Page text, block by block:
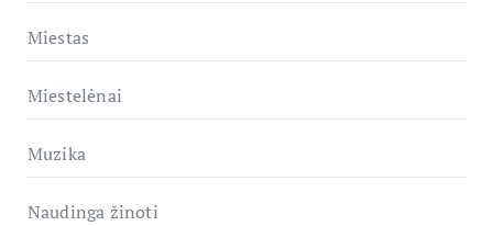
Miestas
Miestelėnai
Muzika
Naudinga žinoti